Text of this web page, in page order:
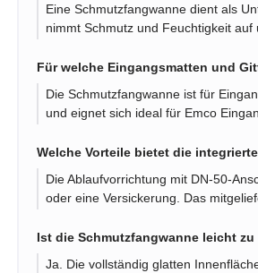
Eine Schmutzfangwanne dient als
nimmt Schmutz und Feuchtigkeit
Für welche Eingangsmatten und
Die Schmutzfangwanne ist für
und eignet sich ideal für Emco
Welche Vorteile bietet die
Die Ablaufvorrichtung mit DN-50-
oder eine Versickerung. Das
Ist die Schmutzfangwanne leicht
Ja. Die vollständig glatten